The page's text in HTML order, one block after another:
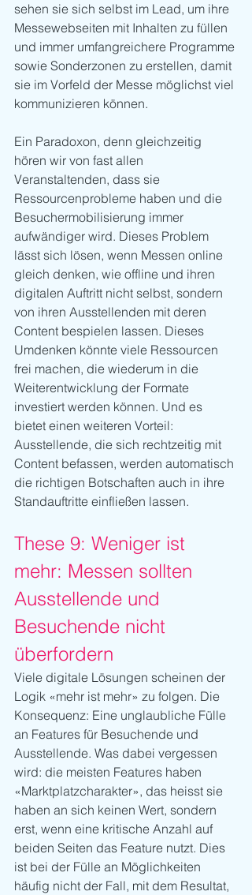
sehen sie sich selbst im Lead, um ihre
Messewebseiten mit Inhalten zu füllen
und immer umfangreichere Programme
sowie Sonderzonen zu erstellen, damit
sie im Vorfeld der Messe möglichst viel
kommunizieren können.
Ein Paradoxon, denn gleichzeitig
hören wir von fast allen
Veranstaltenden, dass sie
Ressourcenprobleme haben und die
Besuchermobilisierung immer
aufwändiger wird. Dieses Problem
lässt sich lösen, wenn Messen online
gleich denken, wie offline und ihren
digitalen Auftritt nicht selbst, sondern
von ihren Ausstellenden mit deren
Content bespielen lassen. Dieses
Umdenken könnte viele Ressourcen
frei machen, die wiederum in die
Weiterentwicklung der Formate
investiert werden können. Und es
bietet einen weiteren Vorteil:
Ausstellende, die sich rechtzeitig mit
Content befassen, werden automatisch
die richtigen Botschaften auch in ihre
Standauftritte einfließen lassen.
These 9: Weniger ist
mehr: Messen sollten
Ausstellende und
Besuchende nicht
überfordern
Viele digitale Lösungen scheinen der
Logik «mehr ist mehr» zu folgen. Die
Konsequenz: Eine unglaubliche Fülle
an Features für Besuchende und
Ausstellende. Was dabei vergessen
wird: die meisten Features haben
«Marktplatzcharakter», das heisst sie
haben an sich keinen Wert, sondern
erst, wenn eine kritische Anzahl auf
beiden Seiten das Feature nutzt. Dies
ist bei der Fülle an Möglichkeiten
häufig nicht der Fall, mit dem Resultat,